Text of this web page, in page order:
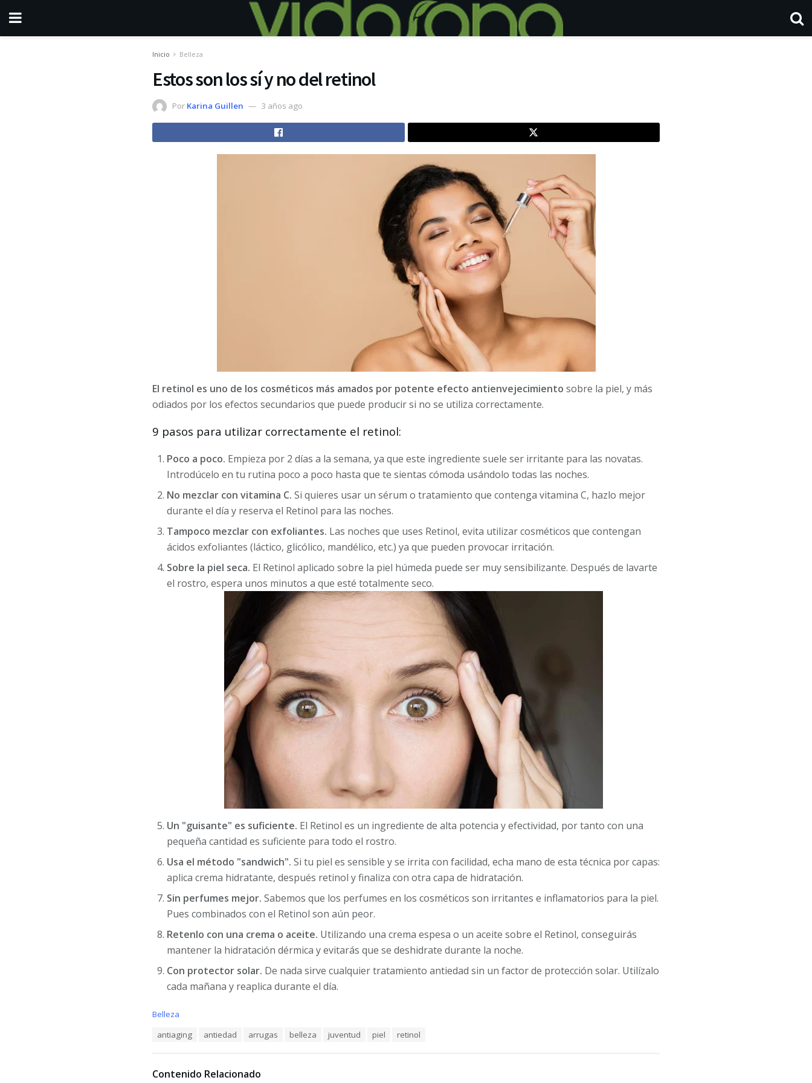
Inicio Belleza
Estos son los sí y no del retinol
Por Karina Guillen 3 años ago
El retinol es uno de los cosméticos más amados por potente efecto antienvejecimiento sobre la piel, y más
odiados por los efectos secundarios que puede producir si no se utiliza correctamente.
9 pasos para utilizar correctamente el retinol:
Poco a poco. Empieza por 2 días a la semana, ya que este ingrediente suele ser irritante para las novatas.
Introdúcelo en tu rutina poco a poco hasta que te sientas cómoda usándolo todas las noches.
No mezclar con vitamina C. Si quieres usar un sérum o tratamiento que contenga vitamina C, hazlo mejor
durante el día y reserva el Retinol para las noches.
Tampoco mezclar con exfoliantes. Las noches que uses Retinol, evita utilizar cosméticos que contengan
ácidos exfoliantes (láctico, glicólico, mandélico, etc.) ya que pueden provocar irritación.
Sobre la piel seca. El Retinol aplicado sobre la piel húmeda puede ser muy sensibilizante. Después de lavarte
el rostro, espera unos minutos a que esté totalmente seco.
Un "guisante" es suficiente. El Retinol es un ingrediente de alta potencia y efectividad, por tanto con una
pequeña cantidad es suficiente para todo el rostro.
Usa el método "sandwich". Si tu piel es sensible y se irrita con facilidad, echa mano de esta técnica por capas:
aplica crema hidratante, después retinol y finaliza con otra capa de hidratación.
Sin perfumes mejor. Sabemos que los perfumes en los cosméticos son irritantes e inflamatorios para la piel.
Pues combinados con el Retinol son aún peor.
Retenlo con una crema o aceite. Utilizando una crema espesa o un aceite sobre el Retinol, conseguirás
mantener la hidratación dérmica y evitarás que se deshidrate durante la noche.
Con protector solar. De nada sirve cualquier tratamiento antiedad sin un factor de protección solar. Utilízalo
cada mañana y reaplica durante el día.
C
o
r
Belleza
:
antiaging antiedad arrugas belleza juventud piel retinol
Contenido Relacionado